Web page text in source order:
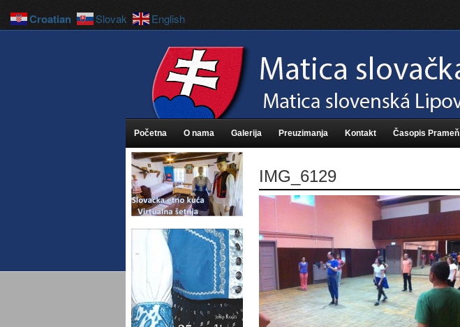
Početna O nama Galerija Preuzimanja Kontakt Časopis Prameň
IMG_6129
Croatian Slovak English